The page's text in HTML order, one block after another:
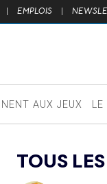
| EMPLOIS |
AUX JEUX LE
TOUS